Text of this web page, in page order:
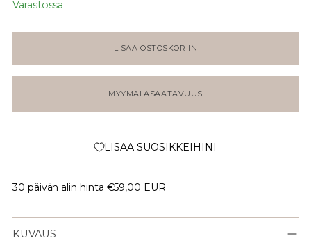
Varastossa
LISÄÄ OSTOSKORIIN
MYYMÄLÄSAATAVUUS
LISÄÄ SUOSIKKEIHINI
30 päivän alin hinta €59,00 EUR
KUVAUS